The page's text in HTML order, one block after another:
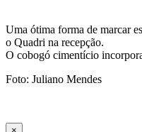
Uma ótima forma de marcar
o Quadri na recepção.
O cobogó cimentício
Foto: Juliano Mendes